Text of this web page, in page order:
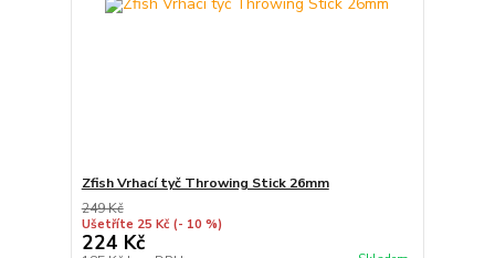
Zfish Vrhací tyč Throwing Stick 26mm
249 Kč
Ušetříte 25 Kč (- 10 %)
224 Kč